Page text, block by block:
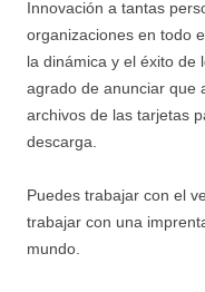
Innovación a tantas
organizaciones en todo
la dinámica y el éxito de
agrado de anunciar que
archivos de las tarjetas
descarga.
Puedes trabajar con el
trabajar con una
mundo.